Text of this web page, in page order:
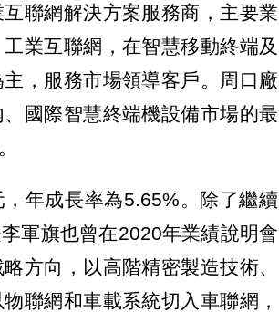
聯網解決方案服務商，主要業
業互聯網，在智慧移動終端及
，服務市場領導客戶。周口廠
國際智慧終端機設備市場的最
年成長率為5.65%。除了繼續
軍旗也曾在2020年業績說明會
方向，以高階精密製造技術、
聯網和車載系統切入車聯網，